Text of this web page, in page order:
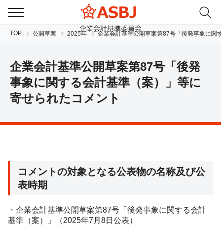
JPEN
TOP 公開草案 2025年 企業会計基準公開草案第87号 「後発事象に
企業会計基準公開草案第87号「後発
事象に関する会計基準（案）」等に
寄せられたコメント
コメントの対象となる公表物の名称及び公
表時期
・企業会計基準公開草案第87号「後発事象に関する会計
基準（案）」（2025年7月8日公表）